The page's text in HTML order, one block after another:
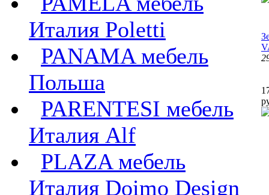
Италия Poletti
PANAMA мебель
Польша
PARENTESI мебель
Италия Alf
PLAZA мебель
Италия Doimo Design